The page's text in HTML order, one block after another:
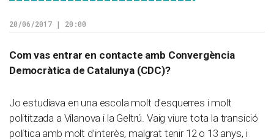
20/06/2017 | 20:00
Com vas entrar en contacte amb Convergència
Democràtica de Catalunya (CDC)?
Jo estudiava en una escola molt d’esquerres i molt
polititzada a Vilanova i la Geltrú. Vaig viure tota la transició
política amb molt d’interès, malgrat tenir 12 o 13 anys, i